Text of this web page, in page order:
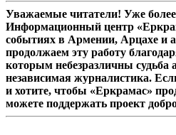
Уважаемые читатели! Уже
Информационный центр
событиях в Армении, Арцахе и
продолжаем эту работу
которым небезразличны судьба
независимая журналистика.
и хотите, чтобы «Еркрамас»
можете поддержать проект